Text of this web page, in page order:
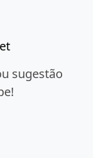
sugestão